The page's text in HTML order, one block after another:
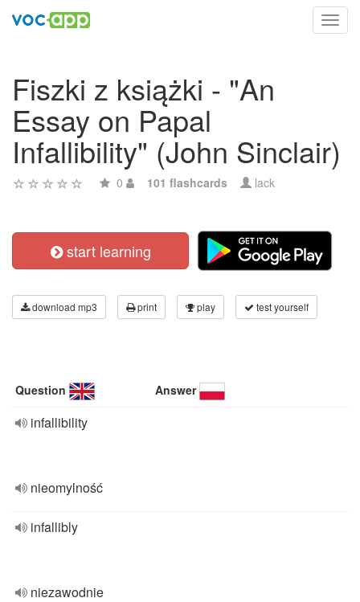
Fiszki z książki - "An
Essay on Papal
Infallibility" (John Sinclair)
0 101 flashcards lack
start learning
download mp3 print play test yourself
Question Answer
infallibility
nieomylność
infallibly
niezawodnie